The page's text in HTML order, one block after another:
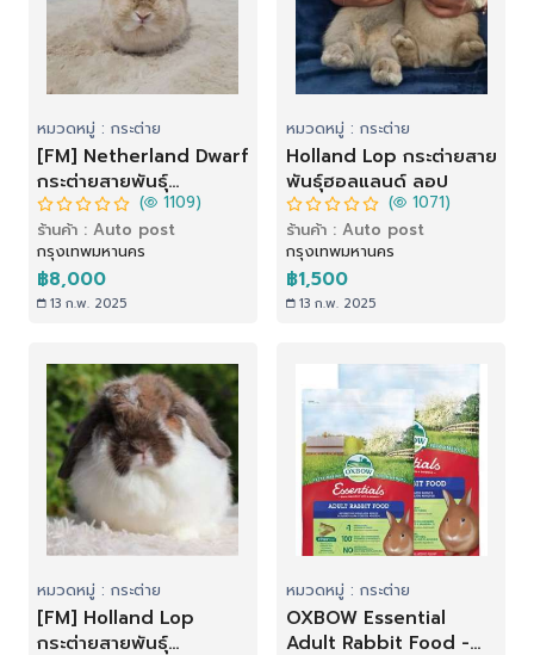
หมวดหมู่ : กระต่าย
[FM] Netherland Dwarf
กระต่ายสายพันธุ์
เนเธอร์แลนด์ดวอฟ (ND)
( 1109)
ร้านค้า : Auto post
กรุงเทพมหานคร
฿8,000
13 ก.พ. 2025
หมวดหมู่ : กระต่าย
Holland Lop กระต่ายสาย
พันธุ์ฮอลแลนด์ ลอป
( 1071)
ร้านค้า : Auto post
กรุงเทพมหานคร
฿1,500
13 ก.พ. 2025
หมวดหมู่ : กระต่าย
[FM] Holland Lop
กระต่ายสายพันธุ์
หมวดหมู่ : กระต่าย
OXBOW Essential
Adult Rabbit Food -